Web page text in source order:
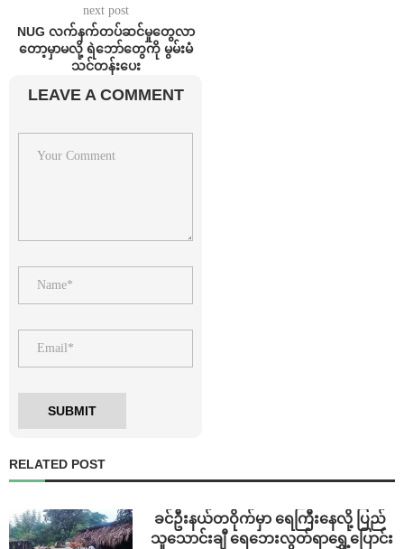
next post
NUG လက်နက်တပ်ဆင်မှုတွေလာ
တော့မှာမလို့ ရဲဘော်တွေကို မွမ်းမံ
သင်တန်းပေး
LEAVE A COMMENT
RELATED POST
⁩ ⁨ခင်ဦးနယ်တဝိုက်မှာ ရေကြီးနေလို့ ပြည်
သူသောင်းချီ ရေဘေးလွတ်ရာရွှေ့ပြောင်း